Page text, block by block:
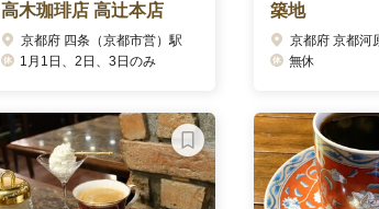
高木珈琲店 高辻本店
京都府 四条（京都市営）駅
1月1日、2日、3日のみ
築地
京都府 京都河
無休